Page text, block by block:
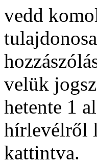
vedd
velük
hetente 1
hírlevélről
kattintva.